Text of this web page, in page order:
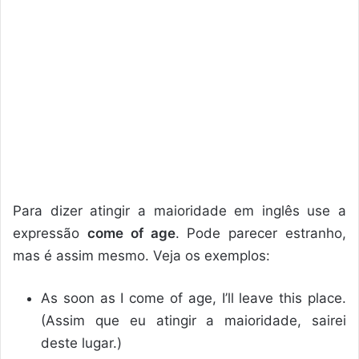
Para dizer atingir a maioridade em inglês use a
expressão come of age. Pode parecer estranho,
mas é assim mesmo. Veja os exemplos:
As soon as I come of age, I’ll leave this place.
(Assim que eu atingir a maioridade, sairei
deste lugar.)